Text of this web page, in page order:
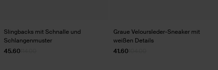
Slingbacks mit Schnalle und
Schlangenmuster
45.60
Graue Veloursleder-Sneaker mit
weißen Details
41.60